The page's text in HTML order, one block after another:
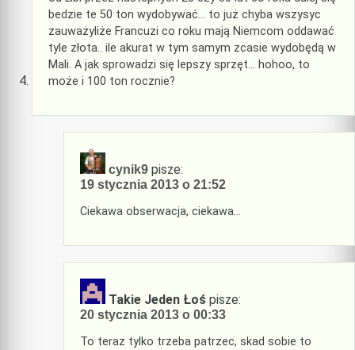
bedzie te 50 ton wydobywać… to już chyba wszysyc
zauważyliże Francuzi co roku mają Niemcom oddawać
tyle złota.. ile akurat w tym samym zcasie wydobędą w
Mali. A jak sprowadzi się lepszy sprzęt… hohoo, to
może i 100 ton rocznie?
cynik9 pisze:
19 stycznia 2013 o 21:52
Ciekawa obserwacja, ciekawa…
Takie Jeden Łoś pisze:
20 stycznia 2013 o 00:33
To teraz tylko trzeba patrzec, skad sobie to